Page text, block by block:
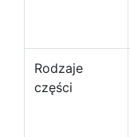
Rodzaje
części